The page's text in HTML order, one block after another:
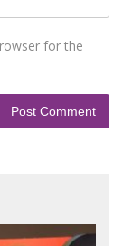
for the